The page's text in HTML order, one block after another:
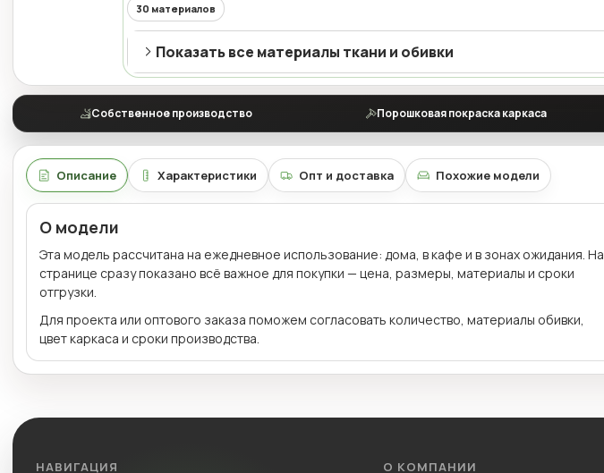
30 материалов
Показать все материалы ткани и обивки
Собственное производство Порошковая покраска каркаса
Описание Характеристики Опт и доставка Похожие модели
О модели
Эта модель рассчитана на ежедневное использование: дома, в кафе и в зонах ожидания. На
странице сразу показано всё важное для покупки — цена, размеры, материалы и сроки
отгрузки.
Для проекта или оптового заказа поможем согласовать количество, материалы обивки,
цвет каркаса и сроки производства.
НАВИГАЦИЯ О КОМПАНИИ